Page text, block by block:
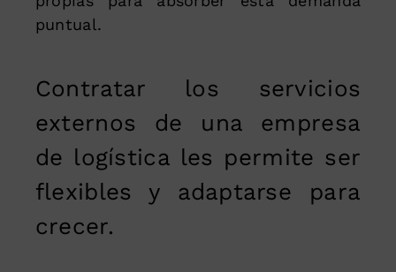
puntual.
Contratar los servicios
externos de una empresa
de logística les permite ser
flexibles y adaptarse para
crecer.